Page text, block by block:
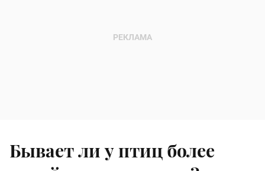
Бывает ли у птиц более